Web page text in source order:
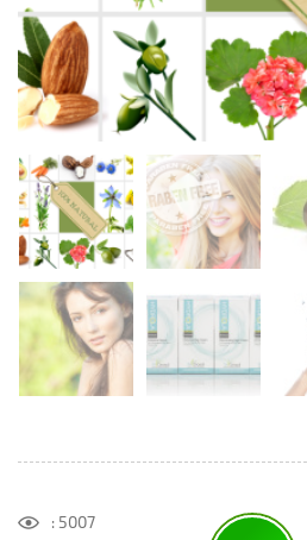
: 5007